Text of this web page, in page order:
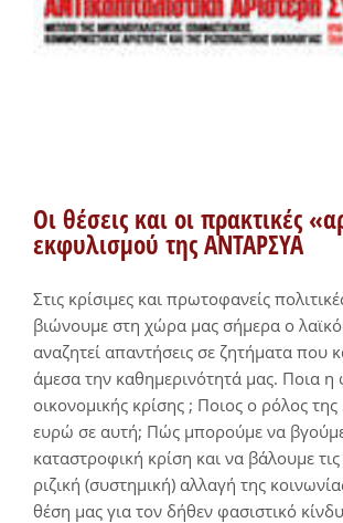
Οι θέσεις και οι πρακτικές
εκφυλισμού της ΑΝΤΑΡΣΥΑ
Στις κρίσιμες και πρωτοφανείς
βιώνουμε στη χώρα μας σήμερα ο
αναζητεί απαντήσεις σε ζητήματα που
άμεσα την καθημερινότητά μας. Ποια η
οικονομικής κρίσης ; Ποιος ο ρόλος
ευρώ σε αυτή; Πώς μπορούμε να
καταστροφική κρίση και να βάλουμε τις
ριζική (συστημική) αλλαγή της
θέση μας για τον δήθεν φασιστικό